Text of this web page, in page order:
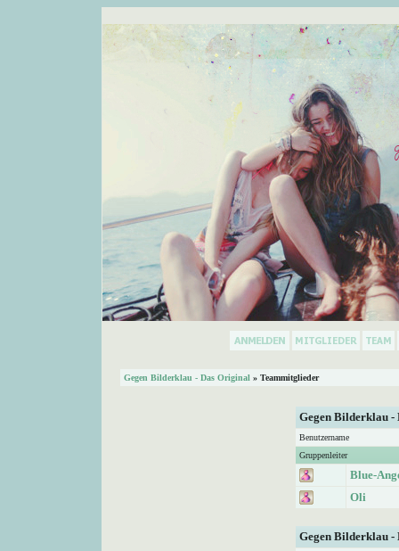
Gegen Bilderklau - Das Original » Teammitglieder
Gegen Bilderklau
Benutzername
Gruppenleiter
Blue-
Oli
Gegen Bilderklau